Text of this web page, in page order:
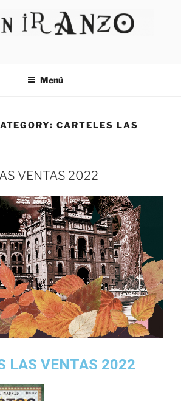
Menú
CARTELES LAS
VENTAS 2022
LAS VENTAS 2022